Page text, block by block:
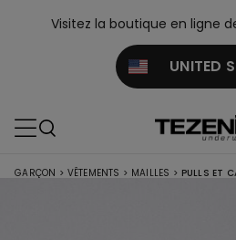
Visitez la boutique en ligne
UNITED
GARÇON > VÊTEMENTS > MAILLES > PULLS ET